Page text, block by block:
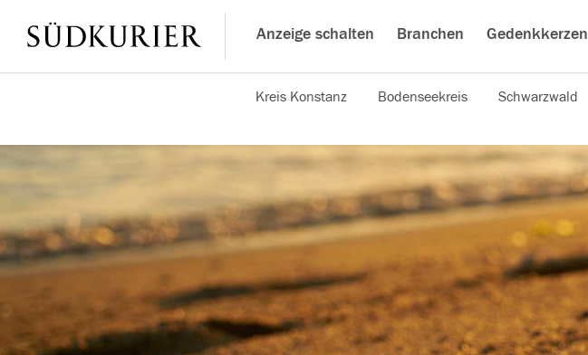
Anzeige schalten Branchen Gedenkkerzen
Kreis Konstanz Bodenseekreis Schwarzwald